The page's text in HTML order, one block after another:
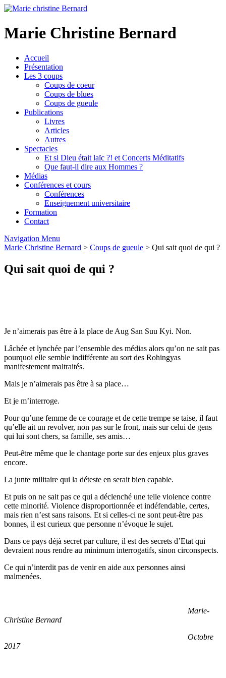
Marie Christine Bernard
Accueil
Présentation
Les 3 coups
Coups de coeur
Coups de blues
Coups de gueule
Publications
Livres
Articles
Autres
Spectacles
Et si Dieu était laïc ?! et Concerts Méditatifs
Que faut-il dire aux Hommes ?
Médias
Conférences et cours
Conférences
Enseignement universitaire
Formation
Contact
Navigation Menu
Marie Christine Bernard > Coups de gueule > Qui sait quoi de qui ?
Qui sait quoi de qui ?
Je n’aimerais pas être à la place de Aug San Suu Kyi. Non.
Lâchée et lynchée par l’ensemble des médias alors qu’on ne sait pas
pourquoi elle semble indifférente au sort des Rohingyas
manifestement maltraités.
Mais je n’aimerais pas être à sa place…
Et je m’interroge.
Pour qu’une femme de ce courage et de cette trempe se taise, il faut
qu’elle ait un revolver, non pas sur le front, mais sur celui de gens
qui lui sont chers, sa famille, ses amis…
Peut-être même que le chantage porte sur des enjeux plus graves
encore.
La junte militaire qui la déteste en serait bien capable.
Et puis on ne sait pas ce qui a déclenché une telle violence contre
cette minorité. Violence disproportionnée et indéfendable, certes,
mais rien n’est sans raisons. Et si celles-ci ne sont peut-être pas
bonnes, il est curieux que personne n’évoque le sujet.
Dans ce pays déjà secret par culture, il est des secrets d’Etat qui
devraient nous rendre au minimum interrogatifs, sinon circonspects.
Ce qui n’interdit pas de venir en aide aux personnes ainsi
malmenées.
Marie-
Christine Bernard
Octobre
2017